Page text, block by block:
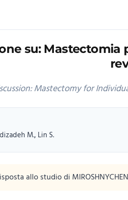
su:
Mastectomy for
M., Lin S.
allo studio di